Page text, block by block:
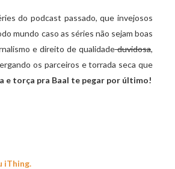
do podcast passado, que invejosos
mundo caso as séries não sejam boas
e direito de qualidadeduvidosa,
os parceiros e torrada seca que
e torça pra Baal te pegar por último!
iThing.